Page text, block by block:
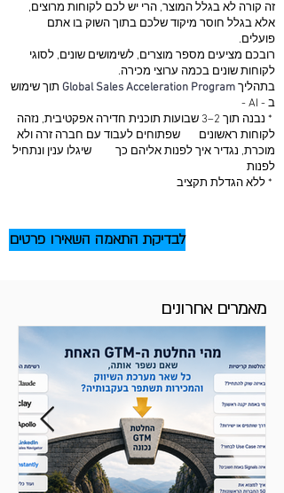
זה קורה לא בגלל המוצר, הרי יש לכם לקוחות מרוצים,
אלא בגלל חוסר מיקוד שלכם בתוך השוק בו אתם
פועלים.
רובכם מציעים מספר מוצרים, לשימושים שונים, לסוגי
לקוחות שונים בכמה ערוצי מכירה.
בתהליךGlobal Sales Acceleration Program תוך שימוש
ב - AI -
* נבנה תוך 2–3 שבועות תוכנית חדירה אפקטיבית, נזהה
לקוחות ראשונים שפתוחים לעבוד עם חברה זרה ולא
מוכרת, נגדיר איך לפנות אליהם כך שיגלו ענין ונתחיל
לפנות
* ללא הגדלת תקציב
לבדיקת התאמה השאירו פרטים
מאמרים אחרונים